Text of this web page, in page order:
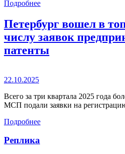
Подробнее
Петербург вошел в
числу заявок
патенты
22.10.2025
Всего за три квартала 2025 года
МСП подали заявки на
Подробнее
Реплика